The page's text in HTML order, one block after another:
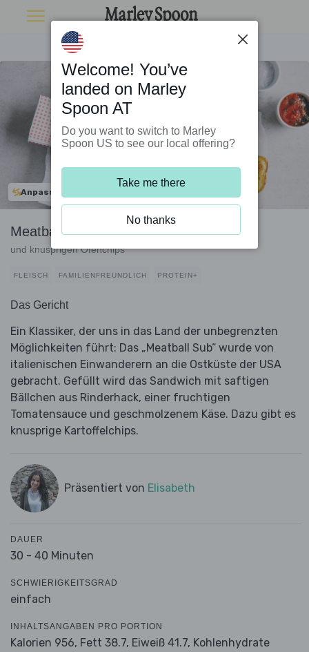
Anpassbar
Meatball Sub mit Rindfleischbällchen
und knusprigen Ofenchips
FLEISCH FAMILIENFREUNDLICH PROTEIN+
Das Gericht
Ein Klassiker, der uns in das Land der unbegrenzten
Möglichkeiten führt: Das „Meatball Sub“ wurde von
italienischen Einwanderern an die Ostküste der USA
gebracht. Gefüllt wird das Sandwich mit saftigen
Bällchen aus Rinderhack, einer fruchtigen
Tomatensauce und geschmolzenem Käse. Dazu gibt es
knusprige Kartoffelchips.
Präsentiert von Elisabeth
DAUER
30 - 40 Minuten
SCHWIERIGKEITSGRAD
einfach
INHALTSANGABEN PRO PORTION
Kalorien 956, Fett 38.7, Eiweiß 41.7, Kohlenhydrate
Welcome! You’ve
landed on Marley
Spoon AT
Do you want to switch to Marley
Spoon US to see our local offering?
Take me there
No thanks